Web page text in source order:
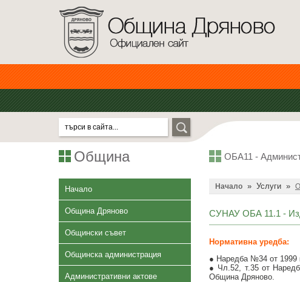
Община
Начало
Община Дряново
Общински съвет
Общинска администрация
Административни актове
ОБА11 -
Начало » Услуги »
СУНАУ ОБА 11.1 -
Нормативна уредба:
● Наредба №34 от 1999
● Чл.52, т.35 от
Община Дряново.